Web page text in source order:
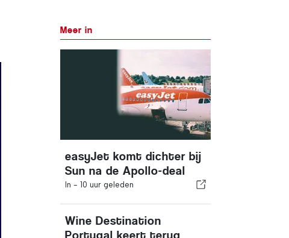
Meer in
easyJet komt dichter bij
Sun na de Apollo-deal
In - 10 uur geleden
Wine Destination